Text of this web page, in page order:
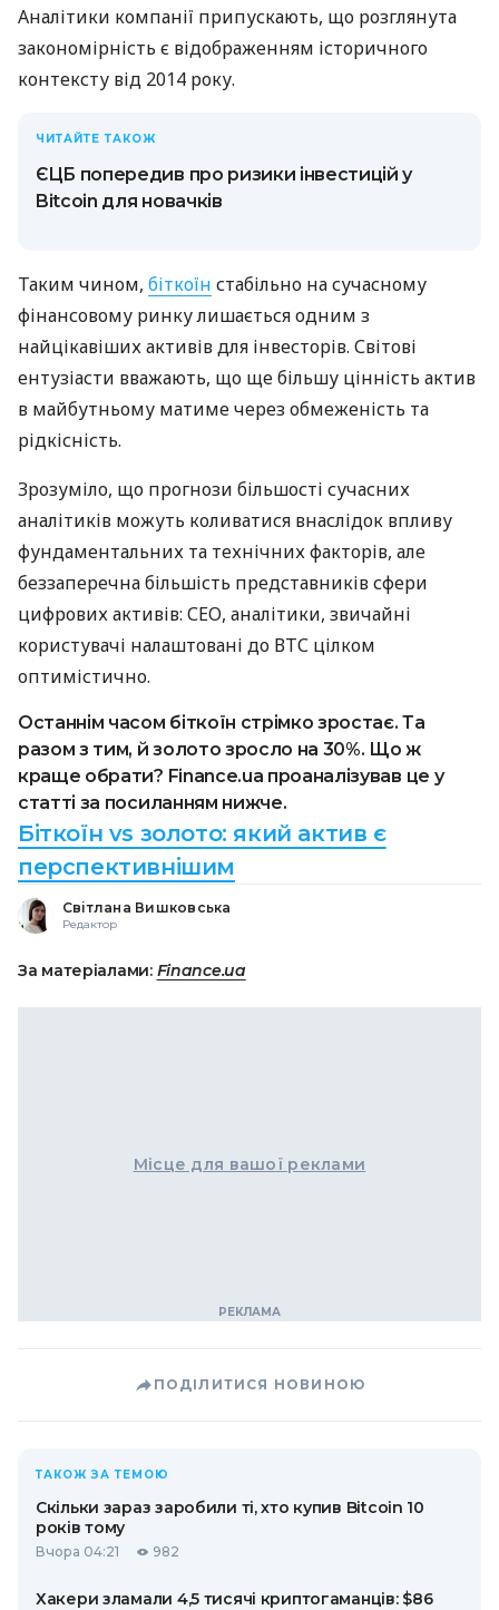
Аналітики компанії припускають, що розглянута
закономірність є відображенням історичного
контексту від 2014 року.
ЧИТАЙТЕ ТАКОЖ
ЄЦБ попередив про ризики інвестицій у
Bitcoin для новачків
Таким чином, біткоїн стабільно на сучасному
фінансовому ринку лишається одним з
найцікавіших активів для інвесторів. Світові
ентузіасти вважають, що ще більшу цінність актив
в майбутньому матиме через обмеженість та
рідкісність.
Зрозуміло, що прогнози більшості сучасних
аналітиків можуть коливатися внаслідок впливу
фундаментальних та технічних факторів, але
беззаперечна більшість представників сфери
цифрових активів: СЕО, аналітики, звичайні
користувачі налаштовані до ВТС цілком
оптимістично.
Останнім часом біткоїн стрімко зростає. Та
разом з тим, й золото зросло на 30%. Що ж
краще обрати? Finance.ua проаналізував це у
статті за посиланням нижче.
Біткоїн vs золото: який актив є
перспективнішим
Світлана Вишковська
Редактор
За матеріалами: Finance.ua
Місце для вашої реклами
ПОДІЛИТИСЯ НОВИНОЮ
ТАКОЖ ЗА ТЕМОЮ
Скільки зараз заробили ті, хто купив Bitcoin 10
років тому
Вчора 04:21 982
Хакери зламали 4,5 тисячі криптогаманців: $86